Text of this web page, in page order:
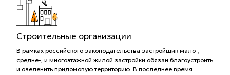
Строительные организации
В рамках российского законодательства застройщик мало-,
средне-, и многоэтажной жилой застройки обязан благоустроить
и озеленить придомовую территорию. В последнее время